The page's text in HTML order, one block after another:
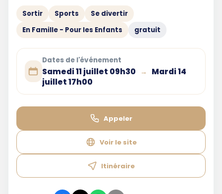
Sortir Sports
Se divertir
En Famille - Pour les Enfants
gratuit
Dates de l'événement
Samedi 11 juillet 09h30 →
Mardi 14
juillet 17h00
Appeler
Voir le site
Itinéraire